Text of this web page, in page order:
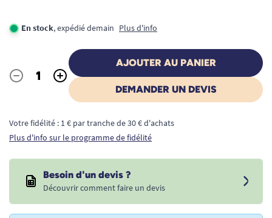
En stock, expédié demain Plus d'info
Quantité
- +
AJOUTER AU PANIER
DEMANDER UN DEVIS
Votre fidélité : 1 € par tranche de 30 € d'achats
Plus d'info sur le programme de fidélité
Besoin d'un devis ?
Découvrir comment faire un devis